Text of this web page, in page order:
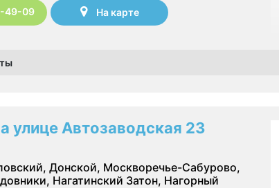
49-09 На карте
улице Автозаводская 23
Донской, Москворечье-Сабурово,
Нагатинский Затон, Нагорный